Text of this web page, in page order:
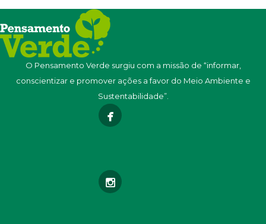
O Pensamento Verde surgiu com a missão de “informar,
conscientizar e promover ações a favor do Meio Ambiente e
Sustentabilidade”.